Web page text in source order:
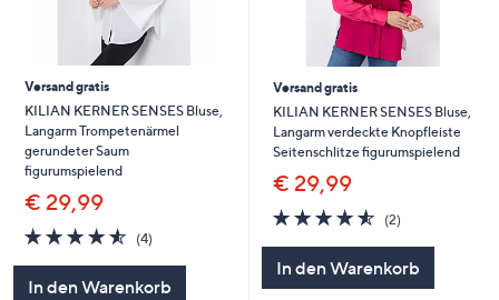
Versand gratis
KILIAN KERNER SENSES Bluse,
Langarm Trompetenärmel
gerundeter Saum
figurumspielend
€ 29,99
4.5
von
(4)4
In den Warenkorb
Versand gratis
KILIAN KERNER SENSES Bluse,
Langarm verdeckte Knopfleiste
Seitenschlitze figurumspielend
€ 29,99
4.5
von
(2)2
In den Warenkorb